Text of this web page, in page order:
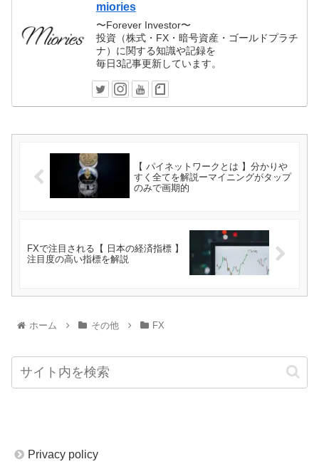
miories
〜Forever Investor〜
投資（株式・FX・暗号資産・ゴールドプラチ
ナ）に関する知識や記録を
毎日3記事更新しています。
【 パイネットワークとは 】分かりや
すく全てを解説ーマイニングがタップ
のみで画期的
FXで注目される【 日本の経済指標 】
注目度の高い指標を解説
ホーム その他 FX
Privacy policy